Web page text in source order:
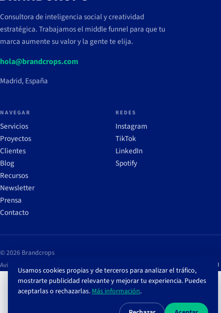
Consultora de inteligencia social y creatividad
estratégica. Trabajamos el middle funnel para que tu
marca aumente su valor y la gente te elija.
hola@brandcrops.com
Madrid, España
NAVEGAR
Servicios
Proyectos
Clientes
Blog
Recursos
Newsletter
Prensa
Contacto
REDES
Instagram
TikTok
LinkedIn
Spotify
© 2026 Brandcrops
Aviso legal
Configurar cookies EN
Usamos cookies propias y de terceros para analizar el tráfico,
mostrarte publicidad relevante y mejorar tu experiencia. Puedes
aceptarlas o rechazarlas.Más información.